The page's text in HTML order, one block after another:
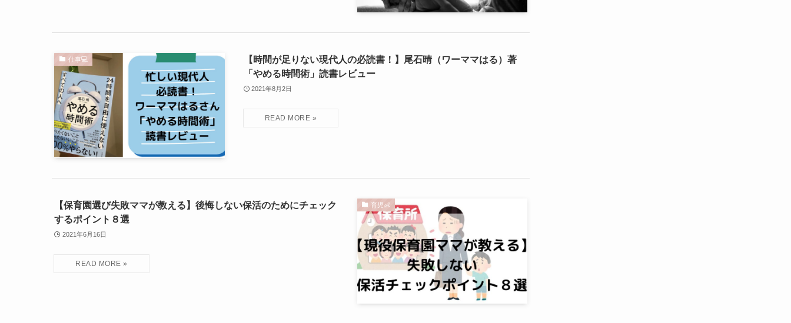
仕事💻
【時間が足りない現代人の必読書！】尾石晴（ワーママはる）著
「やめる時間術」読書レビュー
2021年8月2日
育児👶
【保育園選び失敗ママが教える】後悔しない保活のためにチェック
するポイント８選
2021年6月16日